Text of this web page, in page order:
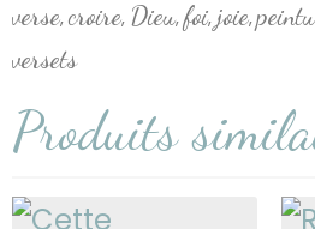
verse, croire, Dieu,foi, joie,
versets
Produits